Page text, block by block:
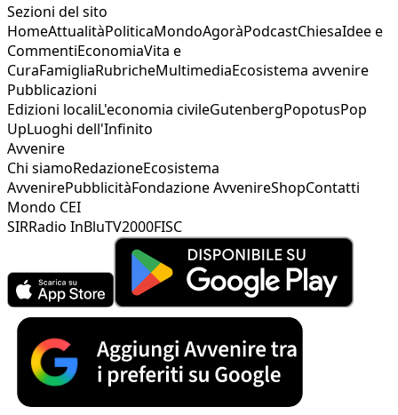
Sezioni del sito
HomeAttualitàPoliticaMondoAgoràPodcastChiesaIdee e
CommentiEconomiaVita e
CuraFamigliaRubricheMultimediaEcosistema avvenire
Pubblicazioni
Edizioni localiL'economia civileGutenbergPopotusPop
UpLuoghi dell'Infinito
Avvenire
Chi siamoRedazioneEcosistema
AvvenirePubblicitàFondazione AvvenireShopContatti
Mondo CEI
SIRRadio InBluTV2000FISC